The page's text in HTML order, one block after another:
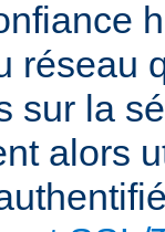
réseau
sur la
alors